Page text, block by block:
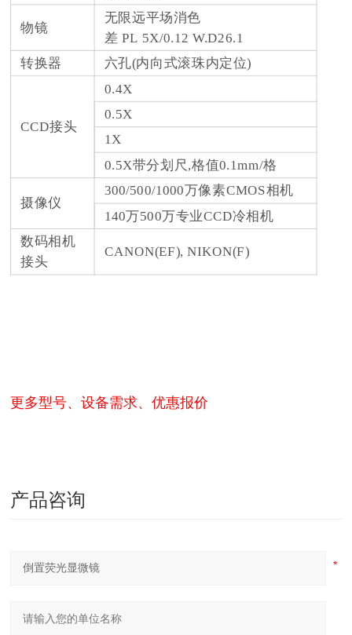
物镜
无限远平场消色
差 PL 5X/0.12 W.D26.1
转换器
六孔(内向式滚珠内定位)
CCD接头
0.4X
0.5X
1X
0.5X带分划尺,格值0.1mm/格
摄像仪
300/500/1000万像素CMOS相机
140万500万专业CCD冷相机
数码相机
接头
CANON(EF), NIKON(F)
更多型号、设备需求、优惠报价
产品咨询